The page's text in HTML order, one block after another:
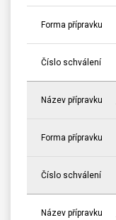
Forma přípravku
Číslo schválení
Název přípravku
Forma přípravku
Číslo schválení
Název přípravku